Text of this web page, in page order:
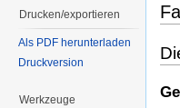
Drucken/exportieren
Als PDF herunterladen
Druckversion
Werkzeuge